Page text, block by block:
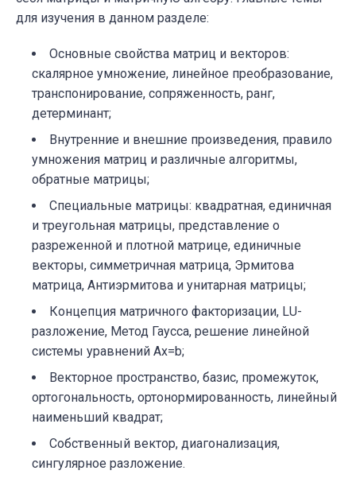
для изучения в данном разделе:
Основные свойства матриц и векторов:
скалярное умножение, линейное преобразование,
транспонирование, сопряженность, ранг,
детерминант;
Внутренние и внешние произведения, правило
умножения матриц и различные алгоритмы,
обратные матрицы;
Специальные матрицы: квадратная, единичная
и треугольная матрицы, представление о
разреженной и плотной матрице, единичные
векторы, симметричная матрица, Эрмитова
матрица, Антиэрмитова и унитарная матрицы;
Концепция матричного факторизации, LU-
разложение, Метод Гаусса, решение линейной
системы уравнений Ax=b;
Векторное пространство, базис, промежуток,
ортогональность, ортонормированность, линейный
наименьший квадрат;
Собственный вектор, диагонализация,
сингулярное разложение.